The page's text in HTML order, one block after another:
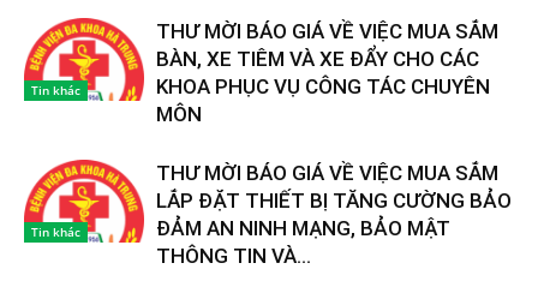
Tin khác
THƯ MỜI BÁO GIÁ VỀ VIỆC MUA SẮM
BÀN, XE TIÊM VÀ XE ĐẨY CHO CÁC
KHOA PHỤC VỤ CÔNG TÁC CHUYÊN
MÔN
Tin khác
THƯ MỜI BÁO GIÁ VỀ VIỆC MUA SẮM
LẮP ĐẶT THIẾT BỊ TĂNG CƯỜNG BẢO
ĐẢM AN NINH MẠNG, BẢO MẬT
THÔNG TIN VÀ...